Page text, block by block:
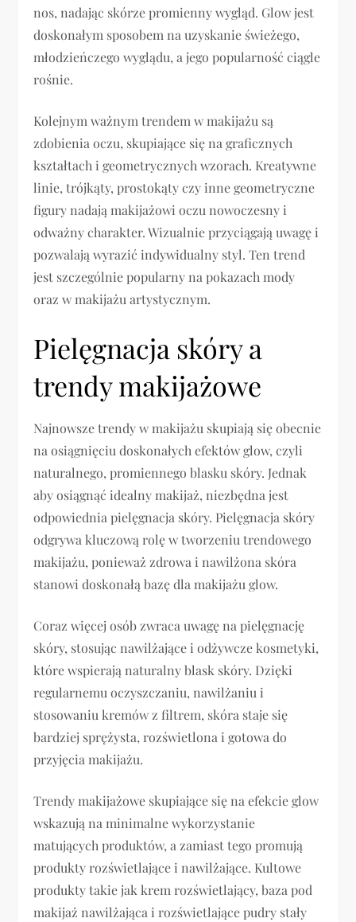
nos, nadając skórze promienny wygląd. Glow jest
doskonałym sposobem na uzyskanie świeżego,
młodzieńczego wyglądu, a jego popularność ciągle
rośnie.
Kolejnym ważnym trendem w makijażu są
zdobienia oczu, skupiające się na graficznych
kształtach i geometrycznych wzorach. Kreatywne
linie, trójkąty, prostokąty czy inne geometryczne
figury nadają makijażowi oczu nowoczesny i
odważny charakter. Wizualnie przyciągają uwagę i
pozwalają wyrazić indywidualny styl. Ten trend
jest szczególnie popularny na pokazach mody
oraz w makijażu artystycznym.
Pielęgnacja skóry a
trendy makijażowe
Najnowsze trendy w makijażu skupiają się obecnie
na osiągnięciu doskonałych efektów glow, czyli
naturalnego, promiennego blasku skóry. Jednak
aby osiągnąć idealny makijaż, niezbędna jest
odpowiednia pielęgnacja skóry. Pielęgnacja skóry
odgrywa kluczową rolę w tworzeniu trendowego
makijażu, ponieważ zdrowa i nawilżona skóra
stanowi doskonałą bazę dla makijażu glow.
Coraz więcej osób zwraca uwagę na pielęgnację
skóry, stosując nawilżające i odżywcze kosmetyki,
które wspierają naturalny blask skóry. Dzięki
regularnemu oczyszczaniu, nawilżaniu i
stosowaniu kremów z filtrem, skóra staje się
bardziej sprężysta, rozświetlona i gotowa do
przyjęcia makijażu.
Trendy makijażowe skupiające się na efekcie glow
wskazują na minimalne wykorzystanie
matujących produktów, a zamiast tego promują
produkty rozświetlające i nawilżające. Kultowe
produkty takie jak krem rozświetlający, baza pod
makijaż nawilżająca i rozświetlające pudry stały